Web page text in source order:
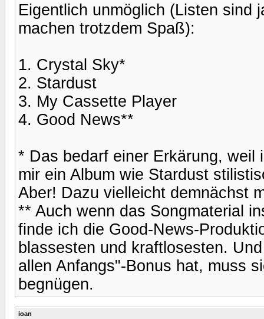
Eigentlich unmöglich (Listen sind
machen trotzdem Spaß):
1. Crystal Sky*
2. Stardust
3. My Cassette Player
4. Good News**
* Das bedarf einer Erkärung,
mir ein Album wie Stardust
Aber! Dazu vielleicht demnächst
** Auch wenn das Songmaterial
finde ich die Good-News-
blassesten und kraftlosesten.
allen Anfangs"-Bonus hat, muss
begnügen.
ioan